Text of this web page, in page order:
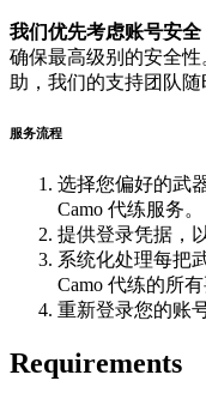
我们优先考虑账号安全
确保最高级别的安全
助，我们的支持团队随
服务流程
选择您偏好的武
Camo 代练服务。
提供登录凭据，
系统化处理每把
Camo 代练的所有
重新登录您的账
Requirements